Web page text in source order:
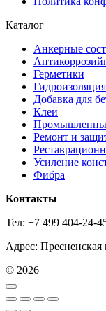
Каталог
Анкерные
Герметики
Гидроизоляция
Добавка для
Клеи
Ремонт и
Усиление
Фибра
Контакты
Тел: +7 499 404-24-
Адрес:
© 2026